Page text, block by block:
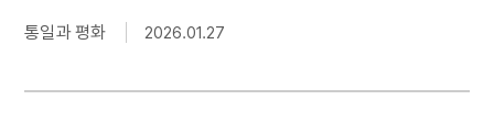
통일과 평화 2026.01.27